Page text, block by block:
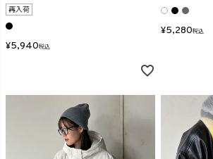
再入荷
¥5,940税込
¥5,280税込